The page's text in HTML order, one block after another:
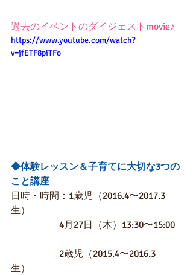
過去のイベントのダイジェストmovie♪
https://www.youtube.com/watch?
v=jfETF8piTFo
◆体験レッスン＆子育てに大切な3つの
こと講座
日時・時間：1歳児（2016.4〜2017.3
生）
4月27日（木）13:30〜15:00
2歳児（2015.4〜2016.3
生）